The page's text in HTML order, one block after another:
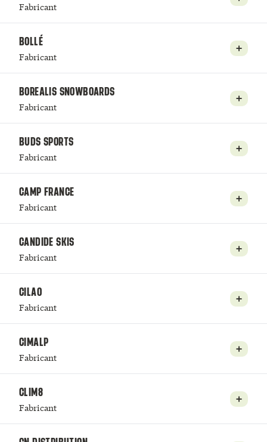
Fabricant
BOLLÉ
Fabricant
BOREALIS SNOWBOARDS
Fabricant
BUDS SPORTS
Fabricant
CAMP FRANCE
Fabricant
CANDIDE SKIS
Fabricant
CILAO
Fabricant
CIMALP
Fabricant
CLIM8
Fabricant